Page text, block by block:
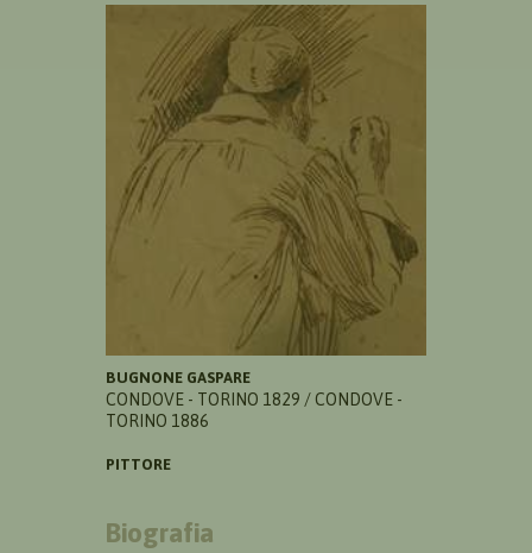
BUGNONE GASPARE
CONDOVE - TORINO 1829 / CONDOVE -
TORINO 1886
PITTORE
Biografia